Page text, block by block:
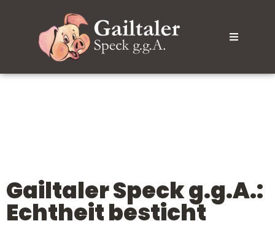
Gailtaler Speck g.g.A.:
Echtheit besticht